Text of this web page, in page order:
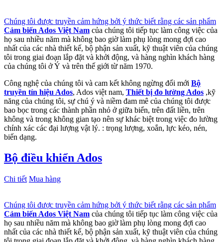
Chúng tôi được truyền cảm hứng bởi ý thức biết rằng các sản phẩm
Cảm biến Ados Việt Nam của chúng tôi tiếp tục làm công việc của
họ sau nhiều năm mà không bao giờ làm phụ lòng mong đợi cao
nhất của các nhà thiết kế, bộ phận sản xuất, kỹ thuật viên của chúng
tôi trong giai đoạn lắp đặt và khởi động, và hàng nghìn khách hàng
của chúng tôi ở Ý và trên thế giới từ năm 1970.
Công nghệ của chúng tôi và cam kết không ngừng đổi mới Bộ
truyền tín hiệu Ados, Ados việt nam, Thiết bị đo lường Ados ,kỹ
năng của chúng tôi, sự chú ý và niềm đam mê của chúng tôi được
bao bọc trong các thành phần nhỏ ở giữa biển, trên đất liền, trên
không và trong không gian tạo nên sự khác biệt trong việc đo lường
chính xác các đại lượng vật lý. : trọng lượng, xoắn, lực kéo, nén,
biến dạng.
Bộ điều khiển Ados
Chi tiết Mua hàng
Chúng tôi được truyền cảm hứng bởi ý thức biết rằng các sản phẩm
Cảm biến Ados Việt Nam của chúng tôi tiếp tục làm công việc của
họ sau nhiều năm mà không bao giờ làm phụ lòng mong đợi cao
nhất của các nhà thiết kế, bộ phận sản xuất, kỹ thuật viên của chúng